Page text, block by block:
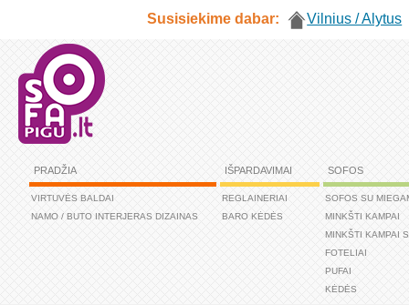
Susisiekime dabar: Vilnius / Alytus
PRADŽIA
VIRTUVĖS BALDAI
NAMO / BUTO INTERJERAS DIZAINAS
IŠPARDAVIMAI
REGLAINERIAI
BARO KĖDĖS
SOFOS
SOFOS SU
MINKŠTI KAMPAI
MINKŠTI KAMPAI
FOTELIAI
PUFAI
KĖDĖS